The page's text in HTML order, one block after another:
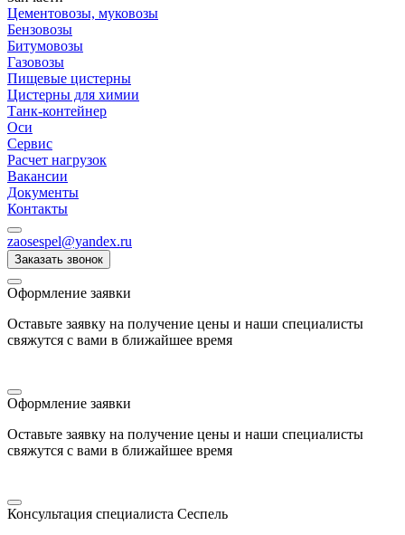
Цементовозы, муковозы
Бензовозы
Битумовозы
Газовозы
Пищевые цистерны
Цистерны для химии
Танк-контейнер
Оси
Сервис
Расчет нагрузок
Вакансии
Документы
Контакты
zaosespel@yandex.ru
Заказать звонок
Оформление заявки
Оставьте заявку на получение цены и наши специалисты
свяжутся с вами в ближайшее время
Оформление заявки
Оставьте заявку на получение цены и наши специалисты
свяжутся с вами в ближайшее время
Консультация специалиста Сеспель